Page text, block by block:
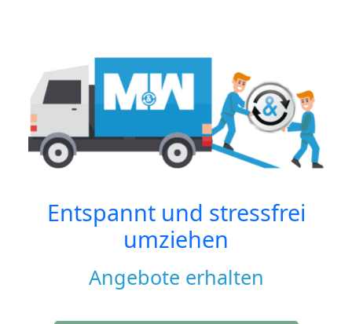
Entspannt und stressfrei
umziehen
Angebote erhalten